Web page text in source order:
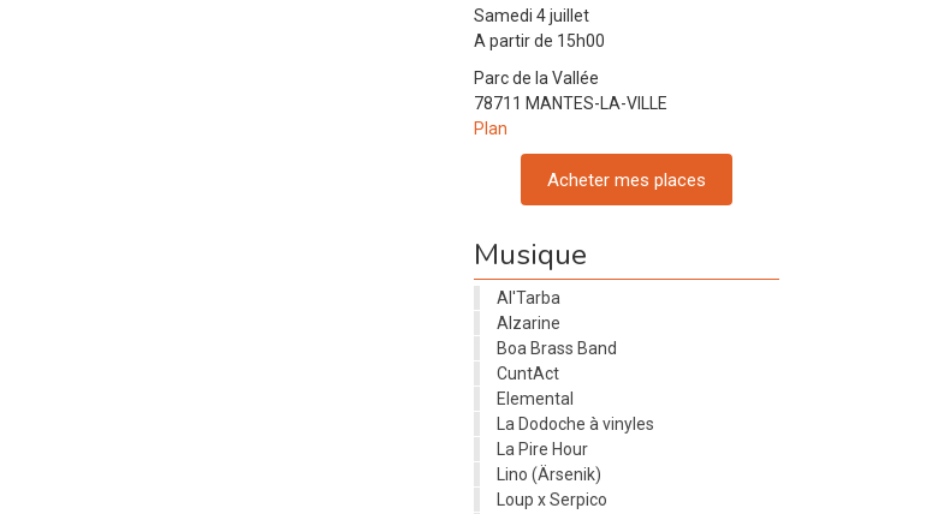
Samedi 4 juillet
A partir de 15h00
Parc de la Vallée
78711 MANTES-LA-VILLE
Plan
Acheter mes places
Musique
Al'Tarba
Alzarine
Boa Brass Band
CuntAct
Elemental
La Dodoche à vinyles
La Pire Hour
Lino (Ärsenik)
Loup x Serpico